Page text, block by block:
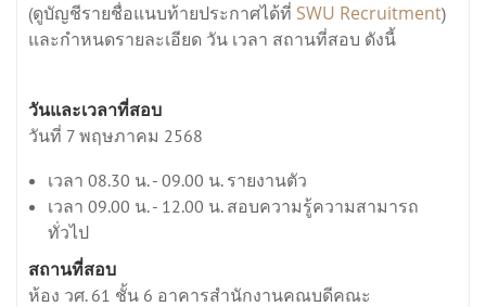
(ดูบัญชีรายชื่อแนบท้ายประกาศได้ที่ SWU Recruitment)
และกำหนดรายละเอียด วัน เวลา สถานที่สอบ ดังนี้
วันและเวลาที่สอบ
วันที่ 7 พฤษภาคม 2568
เวลา 08.30 น. - 09.00 น. รายงานตัว
เวลา 09.00 น. - 12.00 น. สอบความรู้ความสามารถ
ทั่วไป
สถานที่สอบ
ห้อง วศ. 61 ชั้น 6 อาคารสำนักงานคณบดีคณะ